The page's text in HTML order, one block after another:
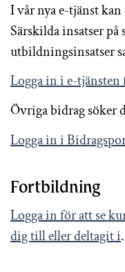
I vår nya e-tjänst
Särskilda insatser
utbildningsinsatser
Logga in i e-tjänsten
Övriga bidrag söker
Logga in i
Fortbildning
Logga in för att se
dig till eller deltagit i.